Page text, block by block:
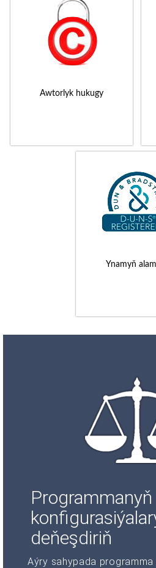
Awtorlyk hukugy
Ynamyň
Programmanyň
deňeşdiriň
Aýry sahypada programma